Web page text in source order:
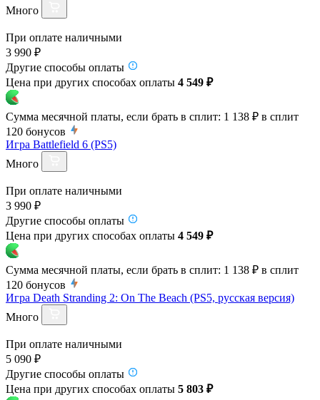
Много
При оплате наличными
3 990 ₽
Другие способы оплаты
Цена при других способах оплаты 4 549 ₽
Сумма месячной платы, если брать в сплит: 1 138 ₽ в сплит
120 бонусов
Игра Battlefield 6 (PS5)
Много
При оплате наличными
3 990 ₽
Другие способы оплаты
Цена при других способах оплаты 4 549 ₽
Сумма месячной платы, если брать в сплит: 1 138 ₽ в сплит
120 бонусов
Игра Death Stranding 2: On The Beach (PS5, русская версия)
Много
При оплате наличными
5 090 ₽
Другие способы оплаты
Цена при других способах оплаты 5 803 ₽